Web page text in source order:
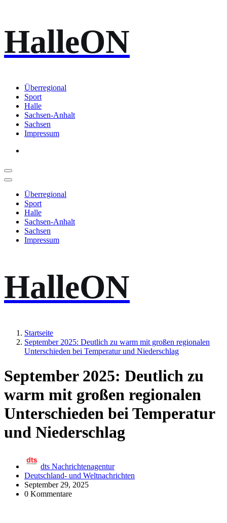
Inhalt
springen
HalleON
Überregional
Sport
Halle
Sachsen-Anhalt
Sachsen
Impressum
Überregional
Sport
Halle
Sachsen-Anhalt
Sachsen
Impressum
HalleON
Startseite
September 2025: Deutlich zu warm mit großen regionalen
Unterschieden bei Temperatur und Niederschlag
September 2025: Deutlich zu
warm mit großen regionalen
Unterschieden bei Temperatur
und Niederschlag
dts Nachrichtenagentur
Deutschland- und Weltnachrichten
September 29, 2025
0 Kommentare